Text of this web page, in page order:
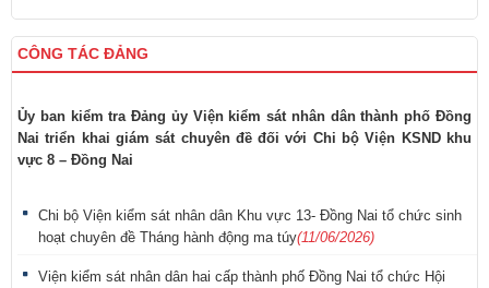
CÔNG TÁC ĐẢNG
Ủy ban kiểm tra Đảng ủy Viện kiểm sát nhân dân thành phố Đồng
Nai triển khai giám sát chuyên đề đối với Chi bộ Viện KSND khu
vực 8 – Đồng Nai
Chi bộ Viện kiểm sát nhân dân Khu vực 13- Đồng Nai tổ chức sinh
hoạt chuyên đề Tháng hành động ma túy(11/06/2026)
Viện kiểm sát nhân dân hai cấp thành phố Đồng Nai tổ chức Hội